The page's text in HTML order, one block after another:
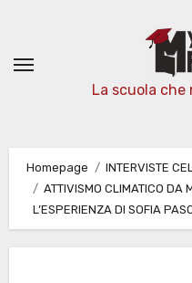
contenuto
La scuola che
Homepage
INTERVISTE
ATTIVISMO CLIMATICO DA
L’ESPERIENZA DI SOFIA